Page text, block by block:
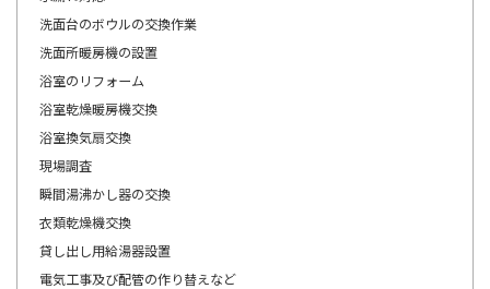
洗面台のボウルの交換作業
洗面所暖房機の設置
浴室のリフォーム
浴室乾燥暖房機交換
浴室換気扇交換
現場調査
瞬間湯沸かし器の交換
衣類乾燥機交換
貸し出し用給湯器設置
電気工事及び配管の作り替えなど